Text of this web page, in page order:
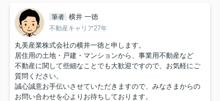
筆者 横井 一徳
不動産キャリア27年
丸美産業株式会社の横井一徳と申します。
居住用の土地・戸建・マンションから、事業用不動産など
不動産に関して些細なことでも大歓迎ですので、お気軽にご
質問ください。
誠心誠意お手伝いさせていただきますので、みなさまからの
お問い合わせを心よりお待ちしております。